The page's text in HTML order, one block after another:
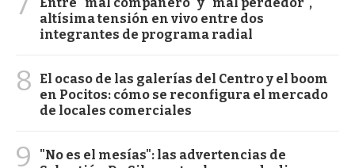
altísima tensión en vivo entre dos
integrantes de programa radial
8
El ocaso de las galerías del Centro y el boom
en Pocitos: cómo se reconfigura el mercado
de locales comerciales
9
"No es el mesías": las advertencias de